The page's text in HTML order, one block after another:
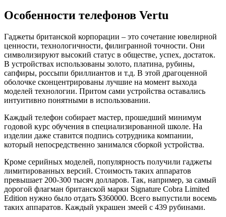
Особенности телефонов Vertu
Гаджеты британской корпорации – это сочетание ювелирной
ценности, технологичности, филигранной точности. Они
символизируют высокий статус в обществе, успех, достаток.
В устройствах использованы золото, платина, рубины,
сапфиры, россыпи бриллиантов и т.д. В этой драгоценной
оболочке сконцентрированы лучшие на момент выхода
моделей технологии. Притом сами устройства оставались
интуитивно понятными в использовании.
Каждый телефон собирает мастер, прошедший минимум
годовой курс обучения в специализированной школе. На
изделии даже ставится подпись сотрудника компании,
который непосредственно занимался сборкой устройства.
Кроме серийных моделей, популярность получили гаджеты
лимитированных версий. Стоимость таких аппаратов
превышает 200-300 тысяч долларов. Так, например, за самый
дорогой флагман британской марки Signature Cobra Limited
Edition нужно было отдать $360000. Всего выпустили восемь
таких аппаратов. Каждый украшен змеей с 439 рубинами.